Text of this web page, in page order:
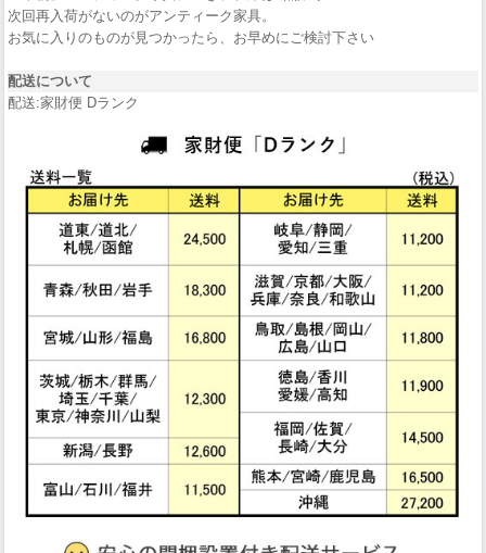
次回再入荷がないのがアンティーク家具。
お気に入りのものが見つかったら、お早めにご検討下さい
配送について
配送:家財便 Dランク